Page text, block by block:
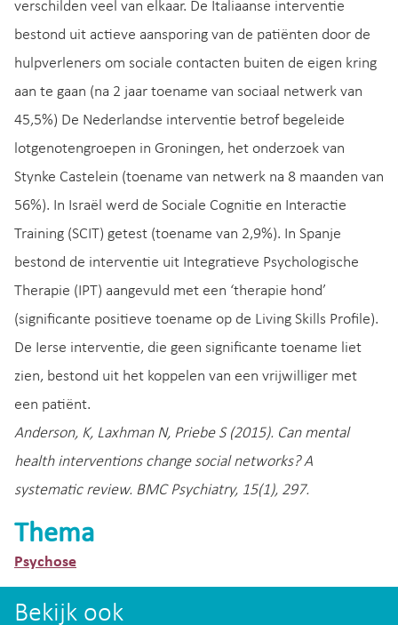
verschilden veel van elkaar. De Italiaanse interventie
bestond uit actieve aansporing van de patiënten door de
hulpverleners om sociale contacten buiten de eigen kring
aan te gaan (na 2 jaar toename van sociaal netwerk van
45,5%) De Nederlandse interventie betrof begeleide
lotgenotengroepen in Groningen, het onderzoek van
Stynke Castelein (toename van netwerk na 8 maanden van
56%). In Israël werd de Sociale Cognitie en Interactie
Training (SCIT) getest (toename van 2,9%). In Spanje
bestond de interventie uit Integratieve Psychologische
Therapie (IPT) aangevuld met een ‘therapie hond’
(significante positieve toename op de Living Skills Profile).
De Ierse interventie, die geen significante toename liet
zien, bestond uit het koppelen van een vrijwilliger met
een patiënt.
Anderson, K, Laxhman N, Priebe S (2015). Can mental
health interventions change social networks? A
systematic review. BMC Psychiatry, 15(1), 297.
Thema
Psychose
Bekijk ook